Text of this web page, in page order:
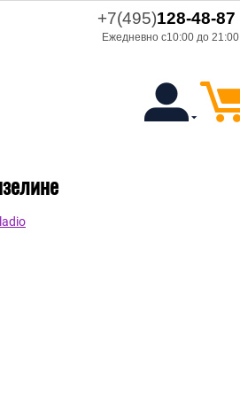
+7(495)128-48-87
Ежедневно с10:00 до 21:00